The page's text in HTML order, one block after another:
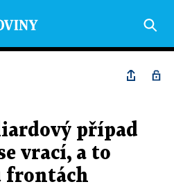
případ
vrací, a to
frontách